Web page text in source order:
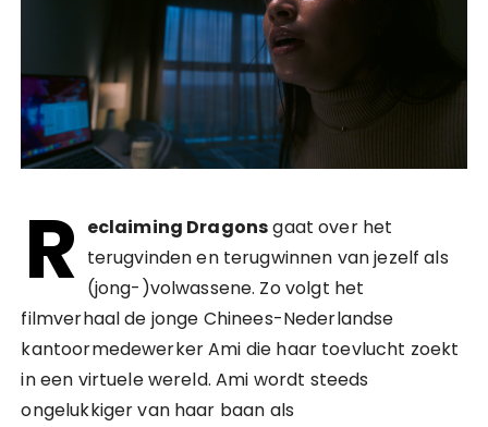
R eclaiming Dragonsgaat over het
terugvinden en terugwinnen van jezelf als
(jong-)volwassene. Zo volgt het
filmverhaal de jonge Chinees-Nederlandse
kantoormedewerker Ami die haar toevlucht zoekt
in een virtuele wereld. Ami wordt steeds
ongelukkiger van haar baan als